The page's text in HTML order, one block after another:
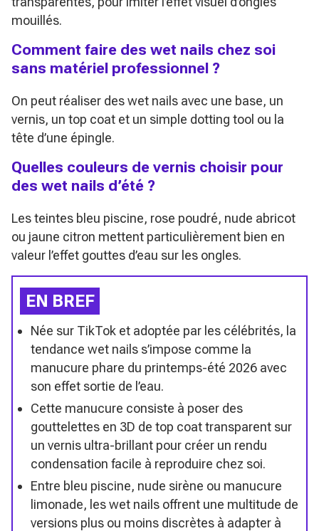
mouillés.
Comment faire des wet nails chez soi
sans matériel professionnel ?
On peut réaliser des wet nails avec une base, un
vernis, un top coat et un simple dotting tool ou la
tête d’une épingle.
Quelles couleurs de vernis choisir pour
des wet nails d’été ?
Les teintes bleu piscine, rose poudré, nude abricot
ou jaune citron mettent particulièrement bien en
valeur l’effet gouttes d’eau sur les ongles.
EN BREF
Née sur TikTok et adoptée par les célébrités, la
tendance wet nails s’impose comme la
manucure phare du printemps-été 2026 avec
son effet sortie de l’eau.
Cette manucure consiste à poser des
gouttelettes en 3D de top coat transparent sur
un vernis ultra-brillant pour créer un rendu
condensation facile à reproduire chez soi.
Entre bleu piscine, nude sirène ou manucure
limonade, les wet nails offrent une multitude de
versions plus ou moins discrètes à adapter à